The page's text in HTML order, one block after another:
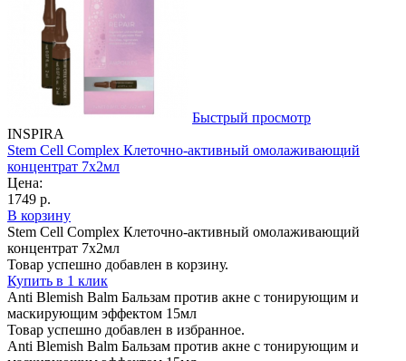
Быстрый просмотр
INSPIRA
Stem Cell Complex Клеточно-активный омолаживающий
концентрат 7х2мл
Цена:
1749 р.
В корзину
Stem Cell Complex Клеточно-активный омолаживающий
концентрат 7х2мл
Товар успешно добавлен в корзину.
Купить в 1 клик
Anti Blemish Balm Бальзам против акне с тонирующим и
маскирующим эффектом 15мл
Товар успешно добавлен в избранное.
Anti Blemish Balm Бальзам против акне с тонирующим и